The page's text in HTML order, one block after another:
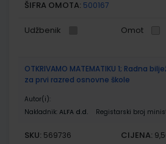
ŠIFRA OMOTA: 500167
Udžbenik Omot
OTKRIVAMO MATEMATIKU 1; Radna
za prvi razred osnovne škole
Autor(i):
Nakladnik: ALFA d.d. Registarski broj
SKU: 569736 CIJENA: